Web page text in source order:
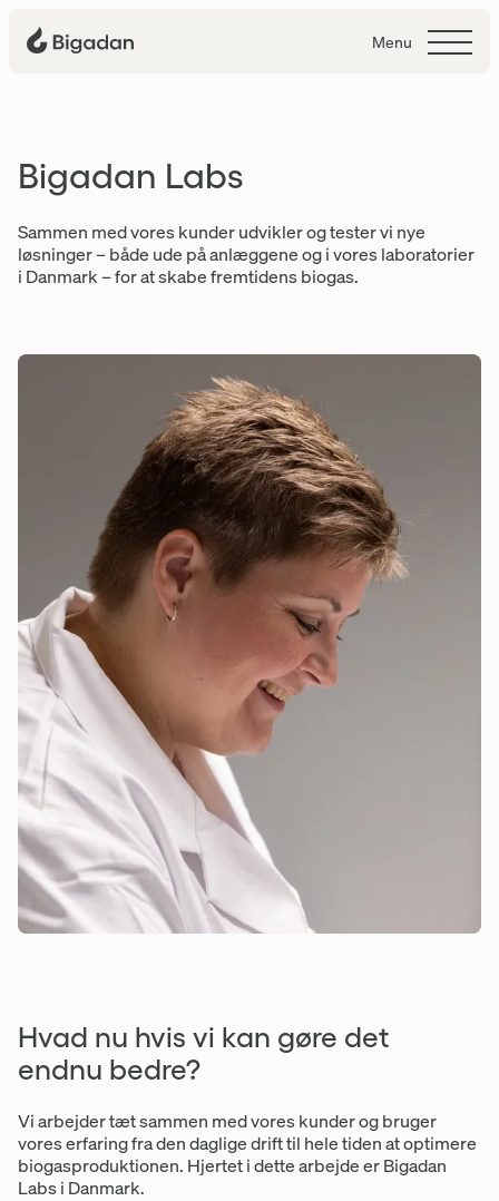
Menu
Bigadan Labs
Bigadan Labs
Sammen med vores kunder udvikler og tester vi nye
løsninger – både ude på anlæggene og i vores laboratorier
i Danmark – for at skabe fremtidens biogas.
Hvad nu hvis vi kan gøre det
endnu bedre?
Vi arbejder tæt sammen med vores kunder og bruger
vores erfaring fra den daglige drift til hele tiden at optimere
biogasproduktionen. Hjertet i dette arbejde er Bigadan
Labs i Danmark.